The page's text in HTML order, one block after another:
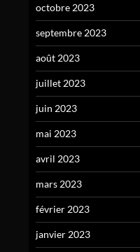
octobre 2023
septembre 2023
août 2023
juillet 2023
juin 2023
mai 2023
avril 2023
mars 2023
février 2023
janvier 2023